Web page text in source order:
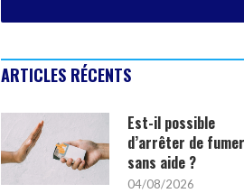
ARTICLES RÉCENTS
Est-il possible
d’arrêter de fumer
sans aide ?
04/08/2026